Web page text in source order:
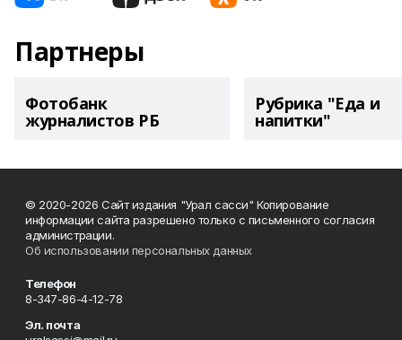
Партнеры
Фотобанк
журналистов РБ
Рубрика "Еда и
напитки"
© 2020-2026 Сайт издания "Урал сасси" Копирование
информации сайта разрешено только с письменного согласия
администрации.
Об использовании персональных данных
Телефон
8-347-86-4-12-78
Эл. почта